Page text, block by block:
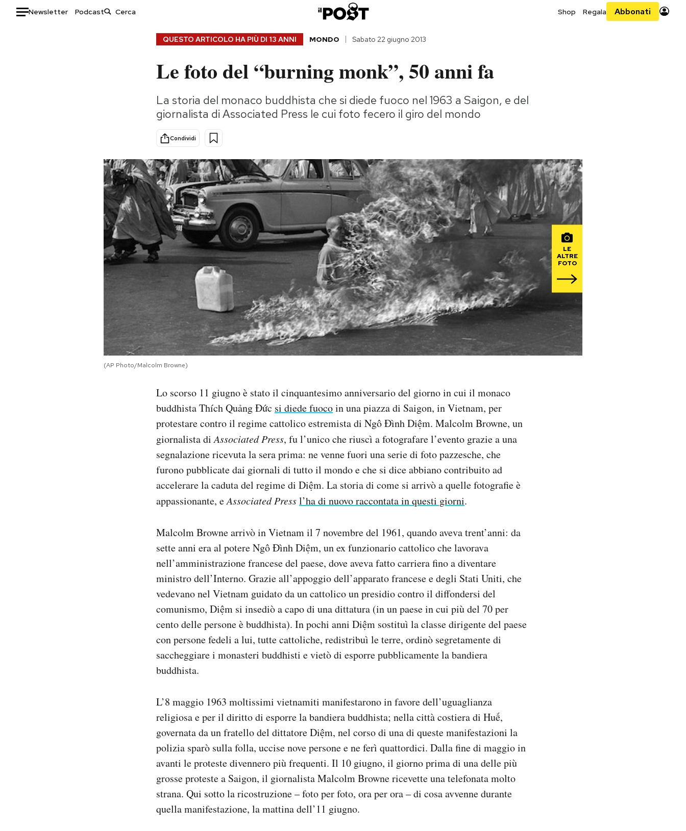
Newsletter Podcast Shop Regala Abbonati
Consumismi
Storie/Idee
Ok Boomer!
Media
Europa
Altrecose
Mondiali calcio 2026
QUESTO ARTICOLO HA PIÙ DI 13 ANNI MONDO Sabato 22 giugno 2013
Le foto del “burning monk”, 50 anni fa
La storia del monaco buddhista che si diede fuoco nel 1963 a Saigon, e del
giornalista di Associated Press le cui foto fecero il giro del mondo
Condividi
LE
ALTRE
FOTO
(AP Photo/Malcolm Browne)
Lo scorso 11 giugno è stato il cinquantesimo anniversario del giorno in cui il monaco
buddhista Thích Quảng Đức si diede fuocoin una piazza di Saigon, in Vietnam, per
protestare contro il regime cattolico estremista di Ngô Đình Diệm. Malcolm Browne, un
giornalista diAssociated Press, fu l’unico che riuscì a fotografare l’evento grazie a una
segnalazione ricevuta la sera prima: ne venne fuori una serie di foto pazzesche, che
furono pubblicate dai giornali di tutto il mondo e che si dice abbiano contribuito ad
accelerare la caduta del regime di Diệm. La storia di come si arrivò a quelle fotografie è
appassionante, eAssociated Pressl’ha di nuovo raccontata in questi giorni.
Malcolm Browne arrivò in Vietnam il 7 novembre del 1961, quando aveva trent’anni: da
sette anni era al potere Ngô Đình Diệm, un ex funzionario cattolico che lavorava
nell’amministrazione francese del paese, dove aveva fatto carriera fino a diventare
ministro dell’Interno. Grazie all’appoggio dell’apparato francese e degli Stati Uniti, che
vedevano nel Vietnam guidato da un cattolico un presidio contro il diffondersi del
comunismo, Diệm si insediò a capo di una dittatura (in un paese in cui più del 70 per
cento delle persone è buddhista). In pochi anni Diệm sostituì la classe dirigente del paese
con persone fedeli a lui, tutte cattoliche, redistribuì le terre, ordinò segretamente di
saccheggiare i monasteri buddhisti e vietò di esporre pubblicamente la bandiera
buddhista.
L’8 maggio 1963 moltissimi vietnamiti manifestarono in favore dell’uguaglianza
religiosa e per il diritto di esporre la bandiera buddhista; nella città costiera di Huế,
governata da un fratello del dittatore Diệm, nel corso di una di queste manifestazioni la
polizia sparò sulla folla, uccise nove persone e ne ferì quattordici. Dalla fine di maggio in
avanti le proteste divennero più frequenti. Il 10 giugno, il giorno prima di una delle più
grosse proteste a Saigon, il giornalista Malcolm Browne ricevette una telefonata molto
strana. Qui sotto la ricostruzione – foto per foto, ora per ora – di cosa avvenne durante
quella manifestazione, la mattina dell’11 giugno.